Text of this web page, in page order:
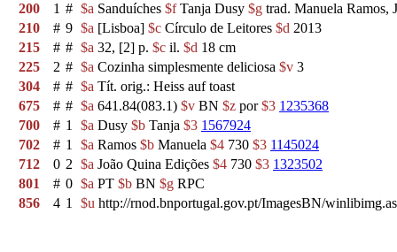
200
1 # $a Sanduíches $fTanja Dusy $g trad. Manuela Ramos,
210
# 9 $a [Lisboa] $c Círculo de Leitores $d 2013
215
# # $a 32, [2] p. $c il. $d 18 cm
225
2 # $a Cozinha simplesmente deliciosa $v 3
304
# # $a Tít. orig.: Heiss auf toast
675
# # $a 641.84(083.1) $v BN $z por$3 1235368
700
# 1 $a Dusy $b Tanja $3 1567924
702
# 1 $a Ramos $b Manuela $4 730 $3 1145024
712
0 2 $a João Quina Edições $4 730 $3 1323502
801
# 0 $a PT $b BN $g RPC
856
4 1 $u http://rnod.bnportugal.gov.pt/ImagesBN/